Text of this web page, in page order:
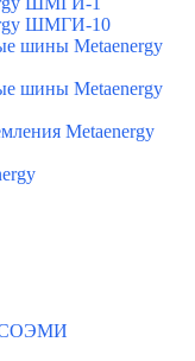
ШМГИ-10
шины Metaenergy
шины Metaenergy
Metaenergy
СОЭМИ